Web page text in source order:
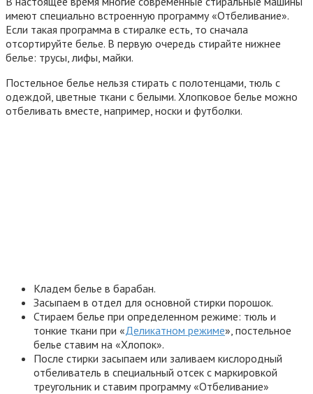
имеют специально встроенную программу «Отбеливание».
Если такая программа в стиралке есть, то сначала
отсортируйте белье. В первую очередь стирайте нижнее
белье: трусы, лифы, майки.
Постельное белье нельзя стирать с полотенцами, тюль с
одеждой, цветные ткани с белыми. Хлопковое белье можно
отбеливать вместе, например, носки и футболки.
Кладем белье в барабан.
Засыпаем в отдел для основной стирки порошок.
Стираем белье при определенном режиме: тюль и
тонкие ткани при «Деликатном режиме», постельное
белье ставим на «Хлопок».
После стирки засыпаем или заливаем кислородный
отбеливатель в специальный отсек с маркировкой
треугольник и ставим программу «Отбеливание»